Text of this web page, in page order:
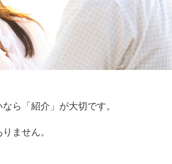
ら「紹介」が大切です。
ません。